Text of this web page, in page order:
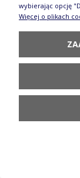
Talerz
wybierając opcję
Więcej o plikach